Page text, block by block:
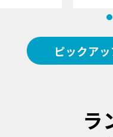
ピックア
ラ